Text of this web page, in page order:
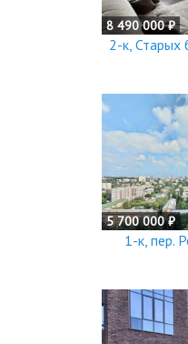
8 490 000 ₽
2-к, Старых
5 700 000 ₽
1-к, пер.